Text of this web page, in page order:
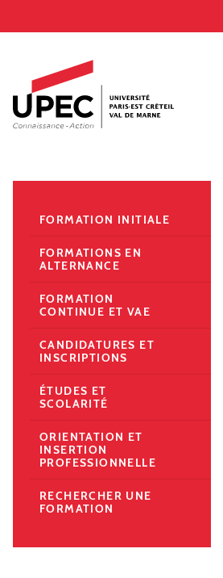
Accès directs
Recherche
Navigation secondaire
FORMATION INITIALE
FORMATIONS EN
ALTERNANCE
FORMATION
CONTINUE ET VAE
CANDIDATURES ET
INSCRIPTIONS
ÉTUDES ET
SCOLARITÉ
ORIENTATION ET
INSERTION
PROFESSIONNELLE
RECHERCHER UNE
FORMATION